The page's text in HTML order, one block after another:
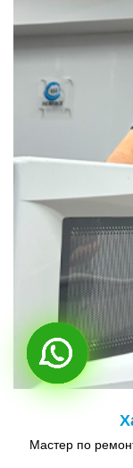
Мастер по